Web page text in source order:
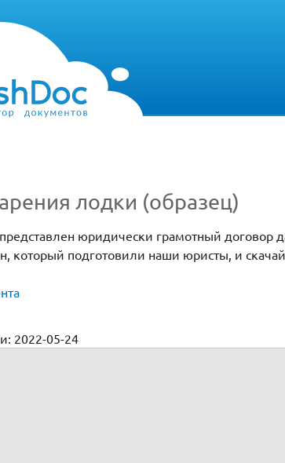
лодки (образец)
представлен юридически грамотный
который подготовили наши юристы, и
2022-05-24